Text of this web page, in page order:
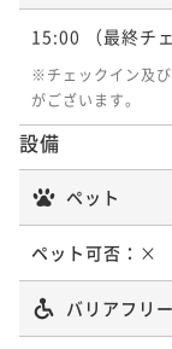
15:00 （最終チ
※チェックイン及
がございます。
設備
ペット
ペット可否： ×
バリアフリー